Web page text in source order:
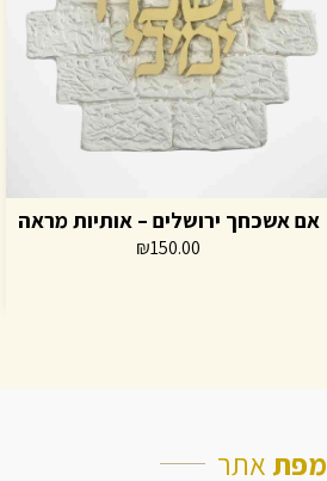
אם אשכחך ירושלים – אותיות מראה
₪150.00
מפתאתר